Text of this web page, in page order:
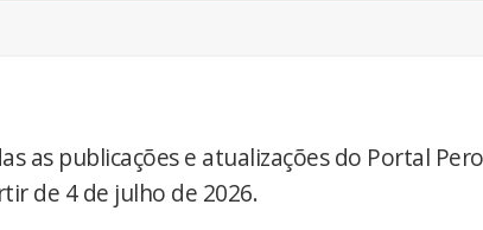
as publicações e atualizações do Portal
de 4 de julho de 2026.